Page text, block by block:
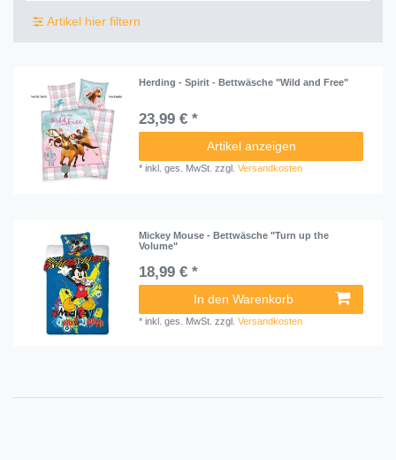
Artikel hier filtern
Herding - Spirit - Bettwäsche "Wild and Free"
23,99 € *
Artikel anzeigen
*inkl. ges. MwSt. zzgl.Versandkosten
Mickey Mouse - Bettwäsche "Turn up the
Volume"
18,99 € *
In den Warenkorb
*inkl. ges. MwSt. zzgl.Versandkosten